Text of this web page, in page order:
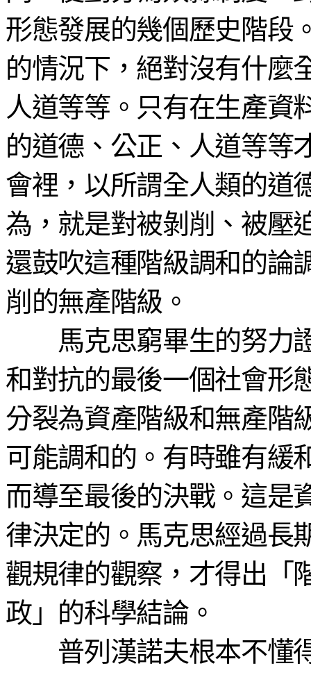
形態發展的幾個歷史階段
的情況下，絕對沒有什麼
人道等等。只有在生產資
的道德、公正、人道等等
會裡，以所謂全人類的道
為，就是對被剝削、被壓
還鼓吹這種階級調和的論
削的無產階級。
馬克思窮畢生的努力證
和對抗的最後一個社會形
分裂為資產階級和無產階
可能調和的。有時雖有緩
而導至最後的決戰。這是
律決定的。馬克思經過長
觀規律的觀察，才得出「
政」的科學結論。
普列漢諾夫根本不懂得